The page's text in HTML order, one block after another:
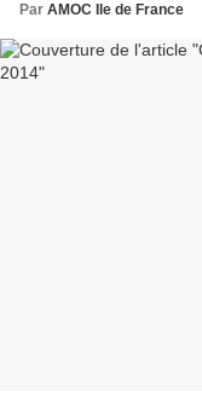
Par AMOC Ile de France